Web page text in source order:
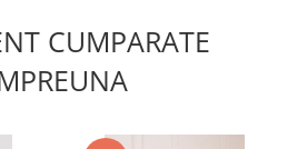
CUMPARATE